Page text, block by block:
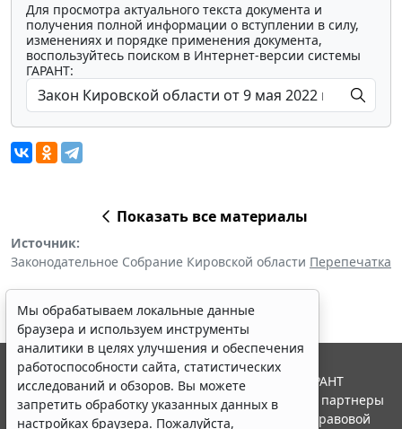
Для просмотра актуального текста документа и
получения полной информации о вступлении в силу,
изменениях и порядке применения документа,
воспользуйтесь поиском в Интернет-версии системы
ГАРАНТ:
Показать все материалы
Источник:
Законодательное Собрание Кировской области Перепечатка
Мы обрабатываем локальные данные
браузера и используем инструменты
аналитики в целях улучшения и обеспечения
работоспособности сайта, статистических
исследований и обзоров. Вы можете
запретить обработку указанных данных в
настройках браузера. Пожалуйста,
© ООО "НПП "ГАРАНТ-СЕРВИС", 2026. Система ГАРАНТ
выпускается с 1990 года. Компания "Гарант" и ее партнеры
являются участниками Российской ассоциации правовой